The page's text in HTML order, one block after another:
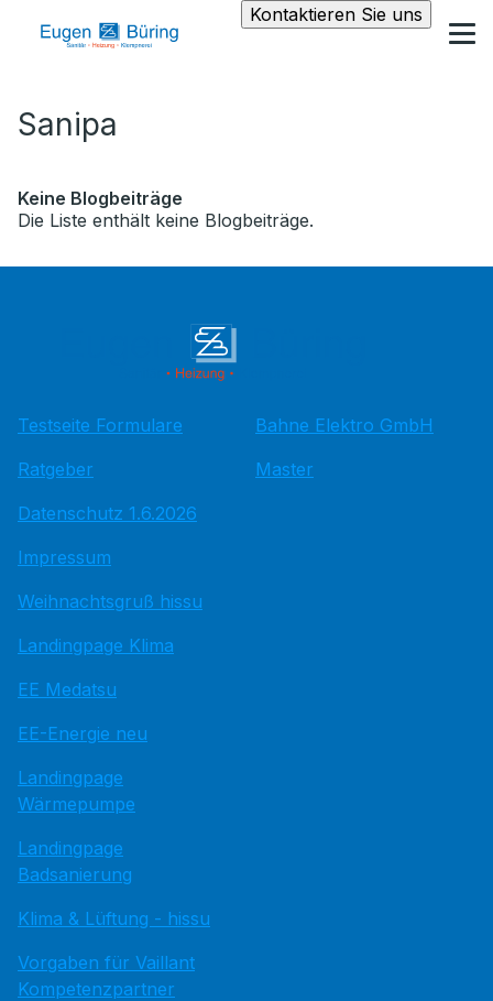
Kontaktieren Sie uns
Sanipa
Keine Blogbeiträge
Die Liste enthält keine Blogbeiträge.
Testseite Formulare
Ratgeber
Datenschutz 1.6.2026
Impressum
Weihnachtsgruß hissu
Landingpage Klima
EE Medatsu
EE-Energie neu
Landingpage
Wärmepumpe
Landingpage
Badsanierung
Klima & Lüftung - hissu
Vorgaben für Vaillant
Kompetenzpartner
Bahne Elektro GmbH
Master